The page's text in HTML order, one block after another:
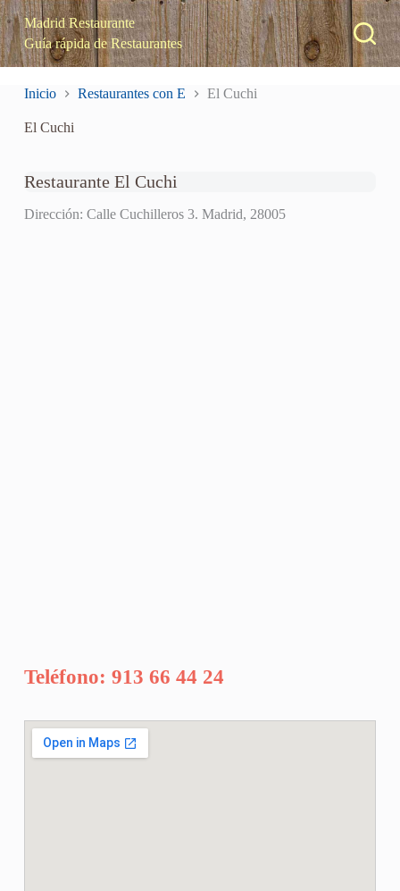
S
a
l
t
n
Madrid Restaurante
Guía rápida de Restaurantes
Inicio Restaurantes con E El Cuchi
El Cuchi
Restaurante El Cuchi
Dirección: Calle Cuchilleros 3. Madrid, 28005
Teléfono: 913 66 44 24